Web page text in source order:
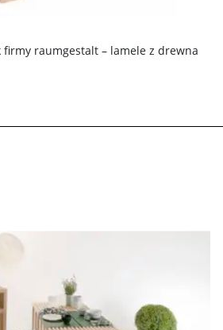
firmy raumgestalt – lamele z drewna